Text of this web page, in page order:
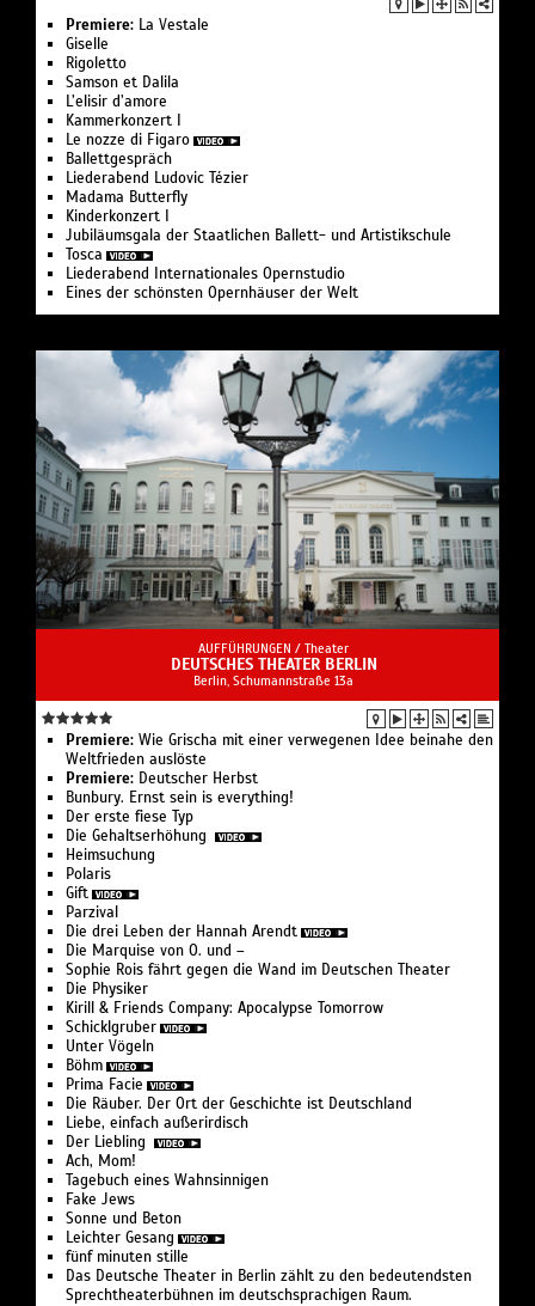
Premiere: La Vestale
Giselle
Rigoletto
Samson et Dalila
L’elisir d’amore
Kam­mer­kon­zert I
Le nozze di Figaro
Ballettgespräch
Liederabend Ludovic Tézier
Madama Butterfly
Kinderkonzert I
Jubiläumsgala der Staatlichen Ballett- und Artistikschule
Tosca
Liederabend Internationales Opernstudio
Eines der schönsten Opernhäuser der Welt
AUFFÜHRUNGEN / Theater
DEUTSCHES THEATER BERLIN
Berlin, Schumannstraße 13a
Premiere: Wie Grischa mit einer verwegenen Idee beinahe den
Weltfrieden auslöste
Premiere: Deutscher Herbst
Bunbury. Ernst sein is everything!
Der erste fiese Typ
Die Gehaltserhöhung
Heimsuchung
Polaris
Gift
Parzival
Die drei Leben der Hannah Arendt
Die Marquise von O. und –
Sophie Rois fährt gegen die Wand im Deutschen Theater
Die Physiker
Kirill & Friends Company: Apocalypse Tomorrow
Schicklgruber
Unter Vögeln
Böhm
Prima Facie
Die Räuber. Der Ort der Geschichte ist Deutschland
Liebe, einfach außerirdisch
Der Liebling
Ach, Mom!
Tagebuch eines Wahnsinnigen
Fake Jews
Sonne und Beton
Leichter Gesang
fünf minuten stille
Das Deutsche Theater in Berlin zählt zu den bedeutendsten
Sprechtheaterbühnen im deutschsprachigen Raum.